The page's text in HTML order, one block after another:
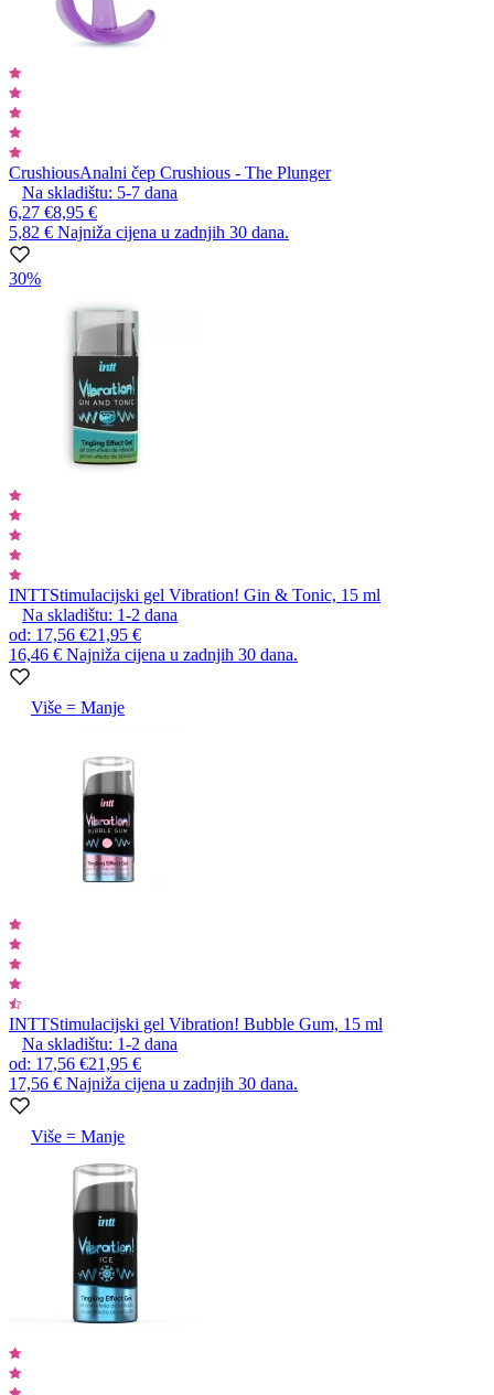
CrushiousAnalni čep Crushious - The Plunger
Na skladištu: 5-7 dana
6,27 €8,95 €
5,82 € Najniža cijena u zadnjih 30 dana.
30%
INTTStimulacijski gel Vibration! Gin & Tonic, 15 ml
Na skladištu: 1-2 dana
od: 17,56 €21,95 €
16,46 € Najniža cijena u zadnjih 30 dana.
Više = Manje
INTTStimulacijski gel Vibration! Bubble Gum, 15 ml
Na skladištu: 1-2 dana
od: 17,56 €21,95 €
17,56 € Najniža cijena u zadnjih 30 dana.
Više = Manje